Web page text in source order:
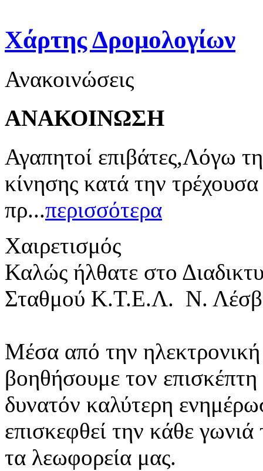
Χάρτης Δρομολογίων
Ανακοινώσεις
ΑΝΑΚΟΙΝΩΣΗ
Αγαπητοί επιβάτες,Λόγω
κίνησης κατά την
πρ...περισσότερα
Χαιρετισμός
Καλώς ήλθατε στο
Σταθμού Κ.Τ.Ε.Λ. Ν.
Μέσα από την ηλεκτρονική
βοηθήσουμε τον
δυνατόν καλύτερη
επισκεφθεί την κάθε
τα λεωφορεία μας.